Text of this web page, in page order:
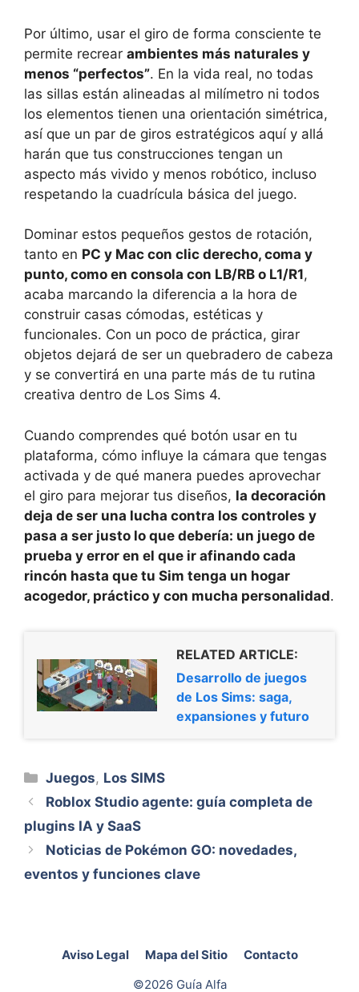
Por último, usar el giro de forma consciente te
permite recrear ambientes más naturales y
menos “perfectos”. En la vida real, no todas
las sillas están alineadas al milímetro ni todos
los elementos tienen una orientación simétrica,
así que un par de giros estratégicos aquí y allá
harán que tus construcciones tengan un
aspecto más vivido y menos robótico, incluso
respetando la cuadrícula básica del juego.
Dominar estos pequeños gestos de rotación,
tanto en PC y Mac con clic derecho, coma y
punto, como en consola con LB/RB o L1/R1,
acaba marcando la diferencia a la hora de
construir casas cómodas, estéticas y
funcionales. Con un poco de práctica, girar
objetos dejará de ser un quebradero de cabeza
y se convertirá en una parte más de tu rutina
creativa dentro de Los Sims 4.
Cuando comprendes qué botón usar en tu
plataforma, cómo influye la cámara que tengas
activada y de qué manera puedes aprovechar
el giro para mejorar tus diseños, la decoración
deja de ser una lucha contra los controles y
pasa a ser justo lo que debería: un juego de
prueba y error en el que ir afinando cada
rincón hasta que tu Sim tenga un hogar
acogedor, práctico y con mucha personalidad.
RELATED ARTICLE:
Desarrollo de juegos
de Los Sims: saga,
expansiones y futuro
Categorías
Juegos, Los SIMS
Roblox Studio agente: guía completa de
plugins IA y SaaS
Noticias de Pokémon GO: novedades,
eventos y funciones clave
Aviso Legal Mapa del Sitio
Contacto
©2026 Guía Alfa